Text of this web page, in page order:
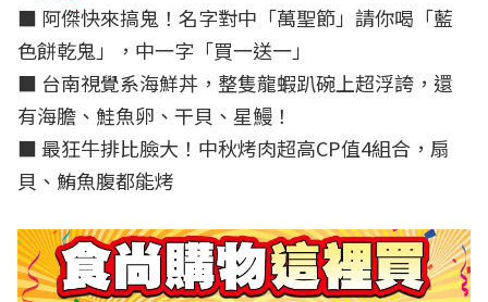
■ 阿傑快來搞鬼！名字對中「萬聖節」請你喝「藍
色餅乾鬼」，中一字「買一送一」
■ 台南視覺系海鮮丼，整隻龍蝦趴碗上超浮誇，還
有海膽、鮭魚卵、干貝、星鰻！
■ 最狂牛排比臉大！中秋烤肉超高CP值4組合，扇
貝、鮪魚腹都能烤